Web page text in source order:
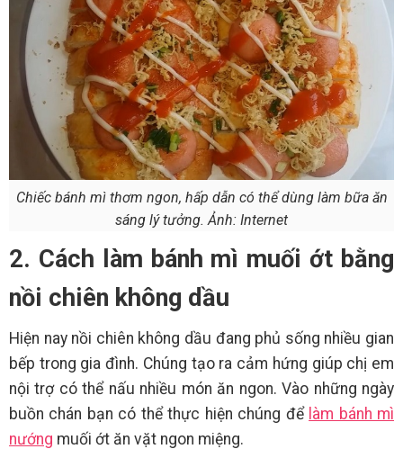
Chiếc bánh mì thơm ngon, hấp dẫn có thể dùng làm bữa ăn
sáng lý tưởng. Ảnh: Internet
2. Cách làm bánh mì muối ớt bằng
nồi chiên không dầu
Hiện nay nồi chiên không dầu đang phủ sống nhiều gian
bếp trong gia đình. Chúng tạo ra cảm hứng giúp chị em
nội trợ có thể nấu nhiều món ăn ngon. Vào những ngày
buồn chán bạn có thể thực hiện chúng để làm bánh mì
nướng muối ớt ăn vặt ngon miệng.